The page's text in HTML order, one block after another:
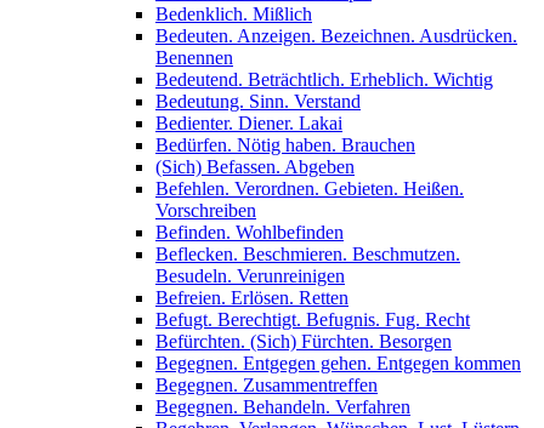
Bedenklich. Mißlich
Bedeuten. Anzeigen. Bezeichnen. Ausdrücken.
Benennen
Bedeutend. Beträchtlich. Erheblich. Wichtig
Bedeutung. Sinn. Verstand
Bedienter. Diener. Lakai
Bedürfen. Nötig haben. Brauchen
(Sich) Befassen. Abgeben
Befehlen. Verordnen. Gebieten. Heißen.
Vorschreiben
Befinden. Wohlbefinden
Beflecken. Beschmieren. Beschmutzen.
Besudeln. Verunreinigen
Befreien. Erlösen. Retten
Befugt. Berechtigt. Befugnis. Fug. Recht
Befürchten. (Sich) Fürchten. Besorgen
Begegnen. Entgegen gehen. Entgegen kommen
Begegnen. Zusammentreffen
Begegnen. Behandeln. Verfahren